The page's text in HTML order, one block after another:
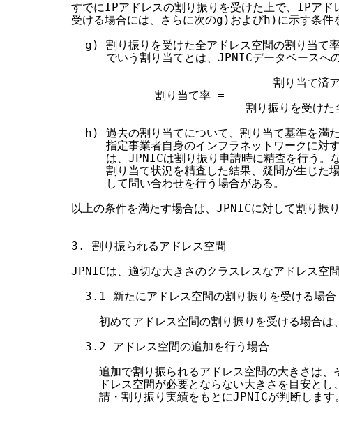
すでにIPアドレスの割り振りを受けた上で、IPアド
受ける場合には、さらに次のg)およびh)に示す条件
g) 割り振りを受けた全アドレス空間の割り当て
でいう割り当てとは、JPNICデータベースへの
割り当て済ア
割り当て率 =
割り振りを受けた
h) 過去の割り当てについて、割り当て基準を満
指定事業者自身のインフラネットワークに対
は、JPNICは割り振り申請時に精査を行う。
割り当て状況を精査した結果、疑問が生じた
     して問い合わせを行う場合がある。
以上の条件を満たす場合は、JPNICに対して割り振
3. 割り振られるアドレス空間
JPNICは、適切な大きさのクラスレスなアドレス空
  3.1 新たにアドレス空間の割り振りを受ける場合
初めてアドレス空間の割り振りを受ける場合は
  3.2 アドレス空間の追加を行う場合
追加で割り振られるアドレス空間の大きさは、
ドレス空間が必要とならない大きさを目安とし
    請・割り振り実績をもとにJPNICが判断します。